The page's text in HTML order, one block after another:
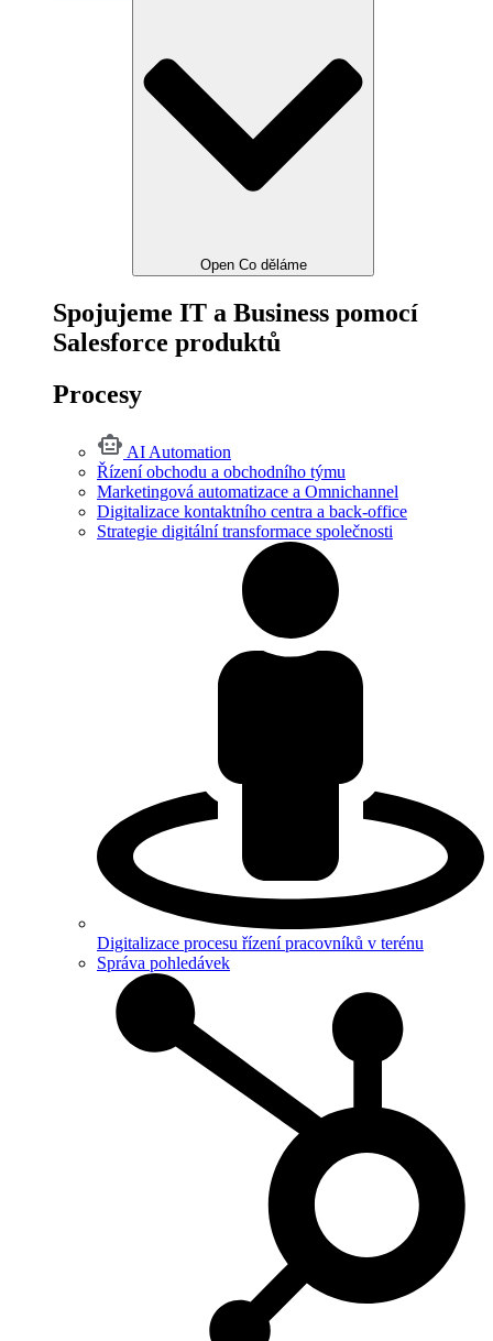
Open Co děláme
Spojujeme IT a Business pomocí
Salesforce produktů
Procesy
AI Automation
Řízení obchodu a obchodního týmu
Marketingová automatizace a Omnichannel
Digitalizace kontaktního centra a back-office
Strategie digitální transformace společnosti
Digitalizace procesu řízení pracovníků v terénu
Správa pohledávek